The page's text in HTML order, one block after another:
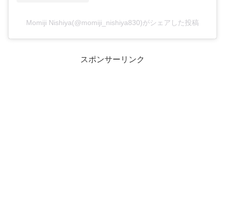
Momiji Nishiya(@momiji_nishiya830)がシェアした投稿
スポンサーリンク